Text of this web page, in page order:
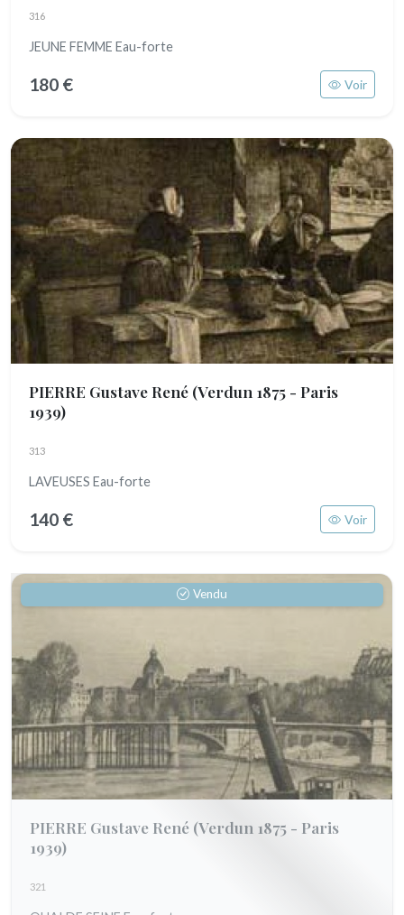
316
JEUNE FEMME Eau-forte
180 € Voir
PIERRE Gustave René (Verdun 1875 - Paris
1939)
313
LAVEUSES Eau-forte
140 € Voir
Vendu
PIERRE Gustave René (Verdun 1875 - Paris
1939)
321